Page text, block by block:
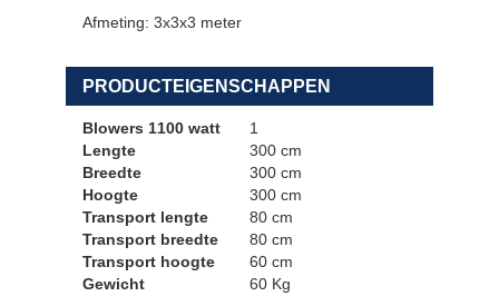
Afmeting: 3x3x3 meter
PRODUCTEIGENSCHAPPEN
Blowers 1100 watt
1
Lengte
300 cm
Breedte
300 cm
Hoogte
300 cm
Transport lengte
80 cm
Transport breedte
80 cm
Transport hoogte
60 cm
Gewicht
60 Kg